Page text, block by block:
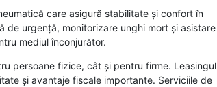
care asigură stabilitate și confort în
urgență, monitorizare unghi mort și asistare
mediul înconjurător.
persoane fizice, cât și pentru firme. Leasingul
și avantaje fiscale importante. Serviciile de